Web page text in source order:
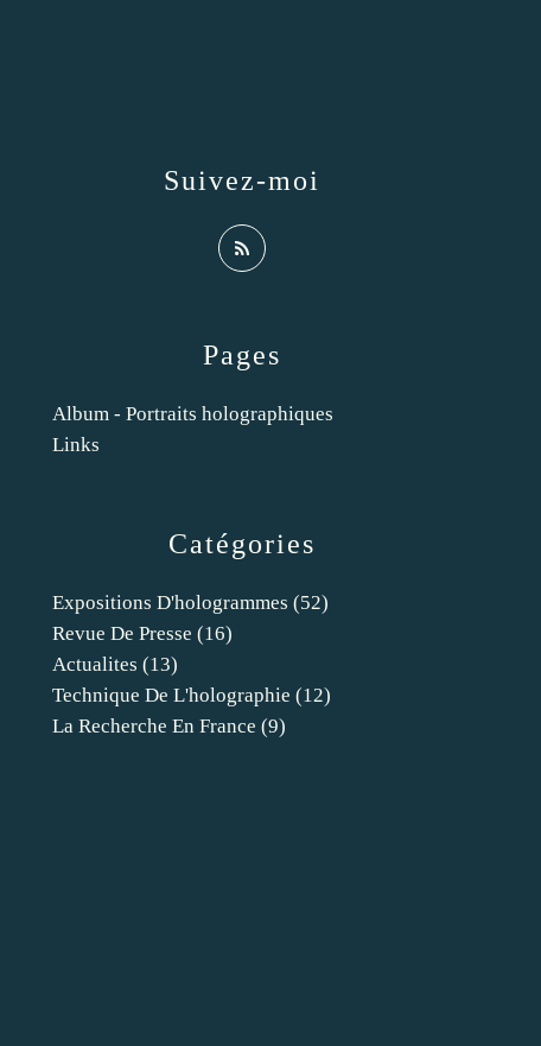
Catégories
Expositions D'hologrammes (52)
Revue De Presse (16)
Actualites (13)
Technique De L'holographie (12)
La Recherche En France (9)
Pages
Album - Portraits holographiques
Links
Suivez-moi